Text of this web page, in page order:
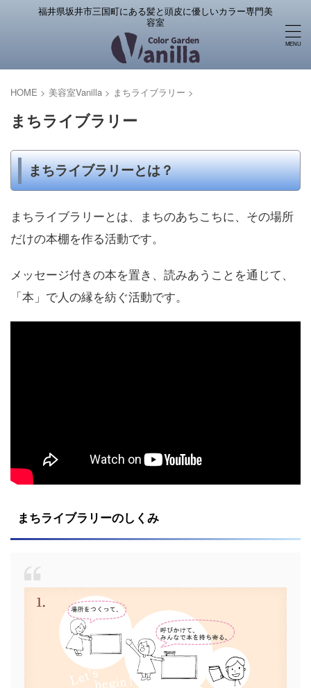
福井県坂井市三国町にある髪と頭皮に優しいカラー専門美
容室
HOME > 美容室Vanilla > まちライブラリー >
まちライブラリー
まちライブラリーとは？
まちライブラリーとは、まちのあちこちに、その場所
だけの本棚を作る活動です。
メッセージ付きの本を置き、読みあうことを通じて、
「本」で人の縁を紡ぐ活動です。
まちライブラリーのしくみ